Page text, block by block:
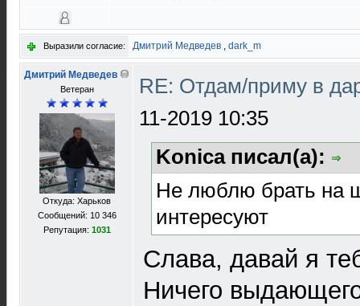
Выразили согласие: Дмитрий Медведев , dark_m
Дмитрий Медведев
Ветеран
Откуда: Харьков
Сообщений: 10 346
Репутация: 1031
RE: Отдам/приму в
11-2019 10:35
Konica писал(а):
Не люблю брать на
интересуют
Слава, давай я
Ничего